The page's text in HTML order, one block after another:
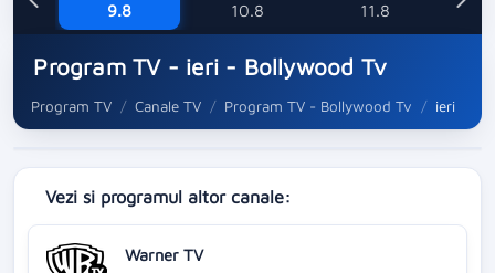
9.8
10.8
11.8
Program TV - ieri - Bollywood Tv
Program TV Canale TV Program TV - Bollywood Tv ieri
Vezi si programul altor canale:
Warner TV